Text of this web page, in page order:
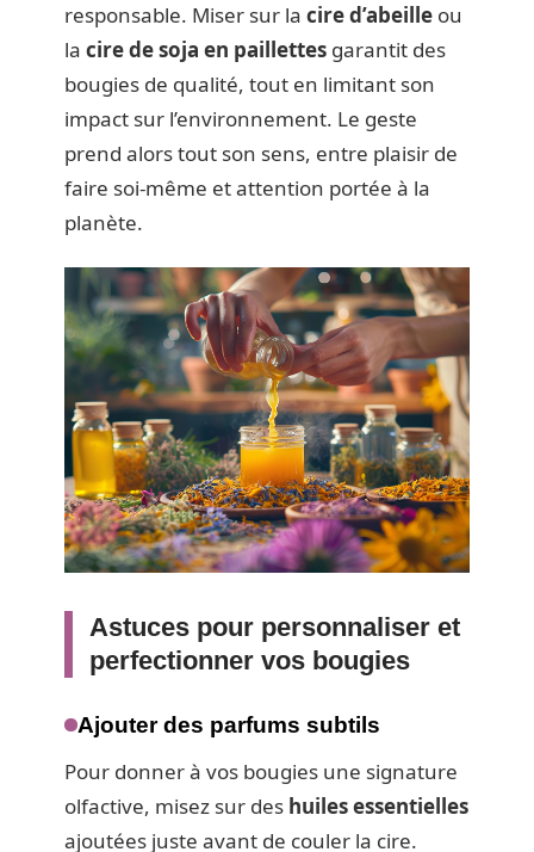
responsable. Miser sur la cire d’abeille ou
la cire de soja en paillettes garantit des
bougies de qualité, tout en limitant son
impact sur l’environnement. Le geste
prend alors tout son sens, entre plaisir de
faire soi-même et attention portée à la
planète.
Astuces pour personnaliser et
perfectionner vos bougies
Ajouter des parfums subtils
Pour donner à vos bougies une signature
olfactive, misez sur des huiles essentielles
ajoutées juste avant de couler la cire.